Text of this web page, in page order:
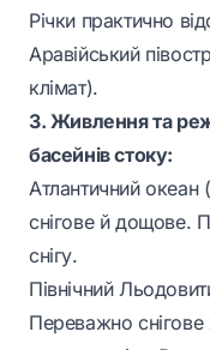
Річки практично
Аравійський
клімат).
3. Живлення та
басейнів стоку:
Атлантичний
снігове й дощове.
снігу.
Північний
Переважно снігове